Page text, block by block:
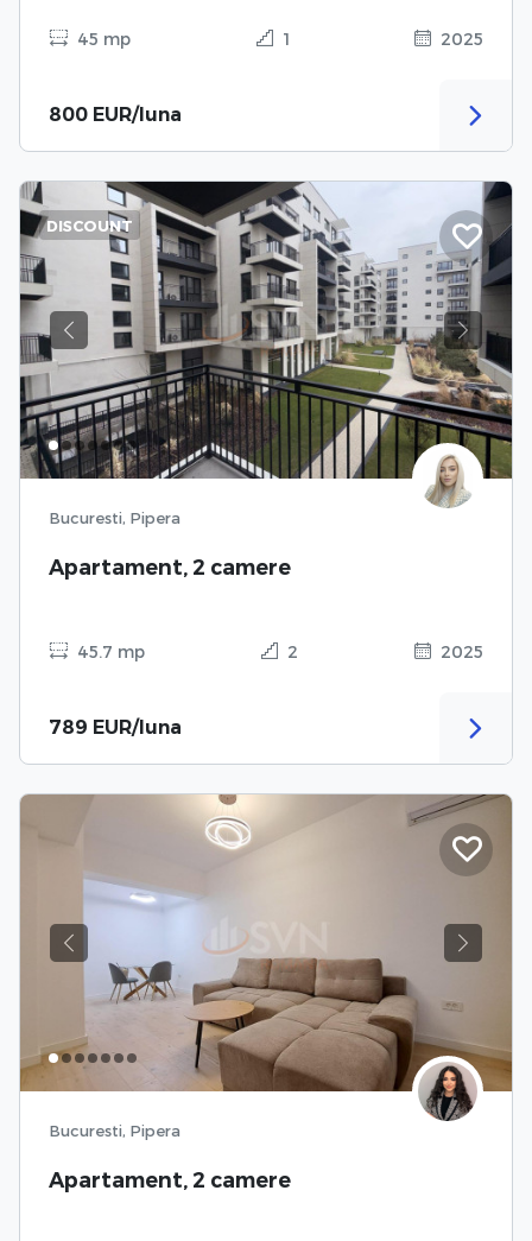
45 mp 1 2025
800 EUR/luna
Previous Next
DISCOUNT
Bucuresti, Pipera
Apartament, 2 camere
45.7 mp 2 2025
789 EUR/luna
Previous Next
Bucuresti, Pipera
Apartament, 2 camere